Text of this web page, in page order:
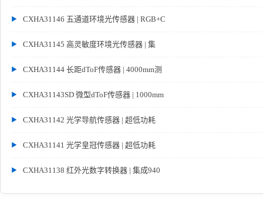
CXHA31146 五通道环境光传感器 | RGB+C
CXHA31145 高灵敏度环境光传感器 | 集
CXHA31144 长距dToF传感器 | 4000mm测
CXHA31143SD 微型dToF传感器 | 1000mm
CXHA31142 光学导航传感器 | 超低功耗
CXHA31141 光学皇冠传感器 | 超低功耗
CXHA31138 红外光数字转换器 | 集成940